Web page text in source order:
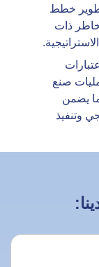
خطط
ذات
صنع
يضمن
وتنفيذ